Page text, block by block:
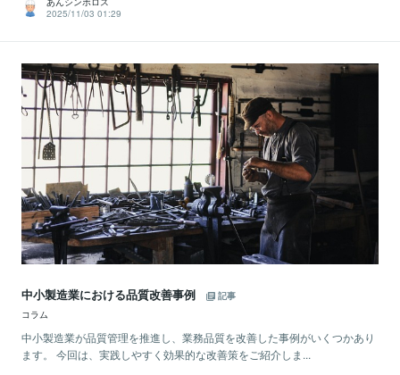
2025/11/03 01:29
中小製造業における品質改善事例
記事
コラム
中小製造業が品質管理を推進し、業務品質を改善した事例がいくつかあり
ます。 今回は、実践しやすく効果的な改善策をご紹介しま...